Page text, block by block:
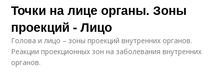
Точки на лице органы. Зоны
проекций - Лицо
Голова и лицо – зоны проекций внутренних органов.
Реакции проекционных зон на заболевания внутренних
органов.